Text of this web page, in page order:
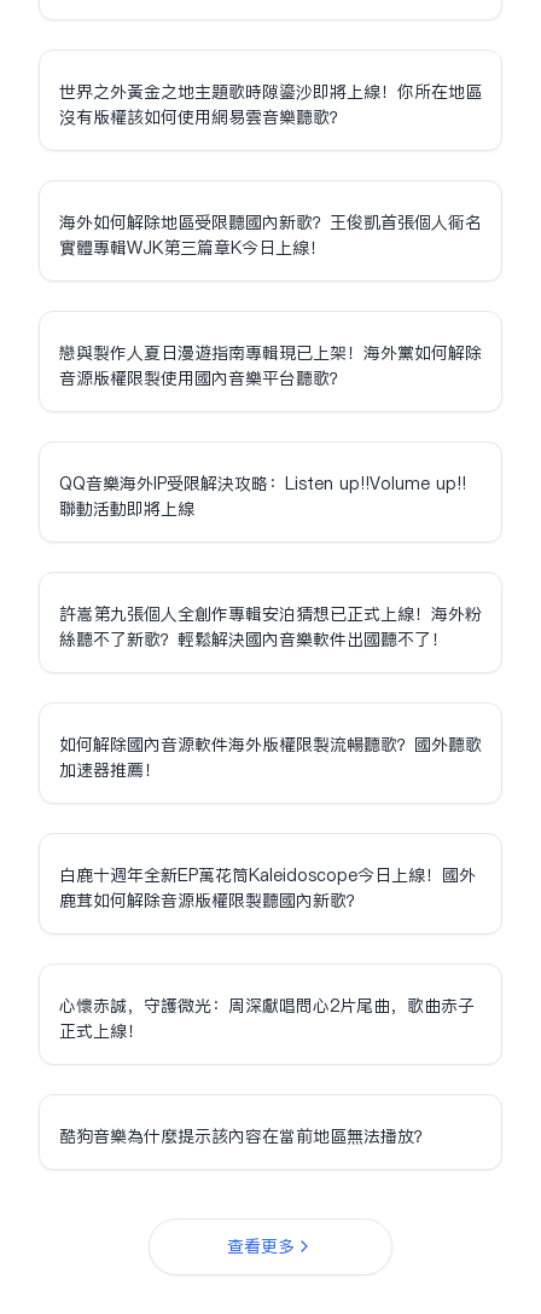
世界之外黃金之地主題歌時隙鎏沙即將上線！你所在地區
沒有版權該如何使用網易雲音樂聽歌？
海外如何解除地區受限聽國內新歌？王俊凱首張個人同名
實體專輯WJK第三篇章K今日上線！
戀與製作人夏日漫遊指南專輯現已上架！海外黨如何解除
音源版權限制使用國內音樂平台聽歌？
QQ音樂海外IP受限解決攻略：Listen up!!Volume up!!
聯動活動即將上線
許嵩第九張個人全創作專輯安泊猜想已正式上線！海外粉
絲聽不了新歌？輕鬆解決國內音樂軟件出國聽不了！
如何解除國內音源軟件海外版權限制流暢聽歌？國外聽歌
加速器推薦！
白鹿十週年全新EP萬花筒Kaleidoscope今日上線！國外
鹿茸如何解除音源版權限制聽國內新歌？
心懷赤誠，守護微光：周深獻唱問心2片尾曲，歌曲赤子
正式上線！
酷狗音樂為什麼提示該內容在當前地區無法播放？
查看更多